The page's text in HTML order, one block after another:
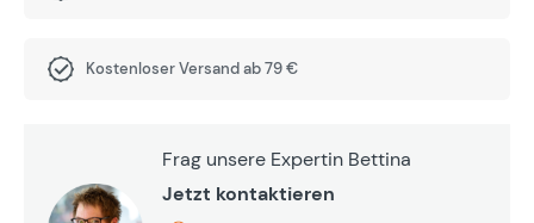
Kostenloser Versand ab 79 €
Frag unsere Expertin Bettina
Jetzt kontaktieren